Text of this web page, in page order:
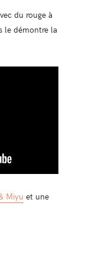
du rouge à
le démontre la
Miyu et une